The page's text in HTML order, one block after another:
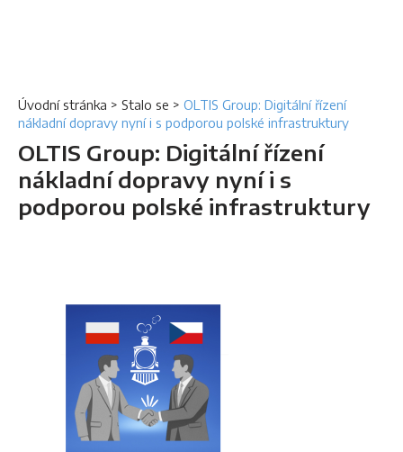
Úvodní stránka > Stalo se > OLTIS Group: Digitální řízení
nákladní dopravy nyní i s podporou polské infrastruktury
OLTIS Group: Digitální řízení
nákladní dopravy nyní i s
podporou polské infrastruktury